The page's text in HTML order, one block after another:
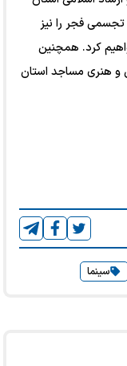
فجر را نیز
کرد. همچنین
و هنری مساجد استان
سینما